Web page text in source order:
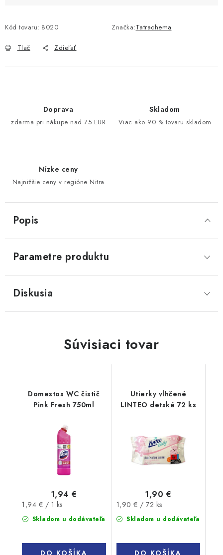
Kód tovaru: 8020 Značka:Tatrachema
Tlač Zdieľať
Doprava
zdarma pri nákupe nad 75 EUR
Skladom
Viac ako 90 % tovaru skladom
Nízke ceny
Najnižšie ceny v regióne Nitra
Popis
Parametre produktu
Diskusia
Súvisiaci tovar
Domestos WC čistič
Pink Fresh 750ml
Skladom u dodávateľa
1,94 €
Jednotková
cena:
1,94 € / 1 ks
DO KOŠÍKA
Utierky vlhčené
LINTEO detské 72 ks
Skladom u dodávateľa
1,90 €
Jednotková
cena:
1,90 € / 72 ks
DO KOŠÍKA